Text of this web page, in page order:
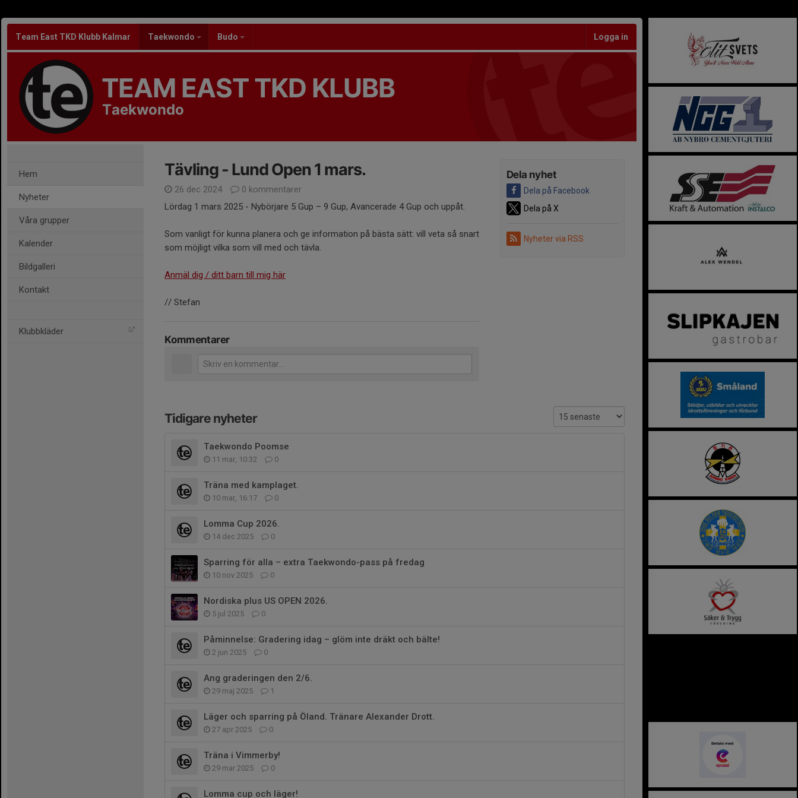
Team East TKD Klubb Kalmar Taekwondo Budo Logga in
TEAM EAST TKD KLUBB
Taekwondo
Hem
Nyheter
Våra grupper
Kalender
Bildgalleri
Kontakt
Klubbkläder
Dela nyhet
Dela på Facebook
Dela på X
Nyheter via RSS
Tävling - Lund Open 1 mars.
26 dec 2024
0 kommentarer
Lördag 1 mars 2025 - Nybörjare 5 Gup – 9 Gup, Avancerade 4 Gup och uppåt.
Som vanligt för kunna planera och ge information på bästa sätt: vill veta så snart
som möjligt vilka som vill med och tävla.
Anmäl dig / ditt barn till mig här
// Stefan
Kommentarer
Tidigare nyheter
Taekwondo Poomse
11 mar, 10:32 0
Träna med kamplaget.
10 mar, 16:17 0
Lomma Cup 2026.
14 dec 2025 0
Sparring för alla – extra Taekwondo-pass på fredag
10 nov 2025 0
Nordiska plus US OPEN 2026.
5 jul 2025 0
Påminnelse: Gradering idag – glöm inte dräkt och bälte!
2 jun 2025 0
Ang graderingen den 2/6.
29 maj 2025 1
Läger och sparring på Öland. Tränare Alexander Drott.
27 apr 2025 0
Träna i Vimmerby!
29 mar 2025 0
Lomma cup och läger!